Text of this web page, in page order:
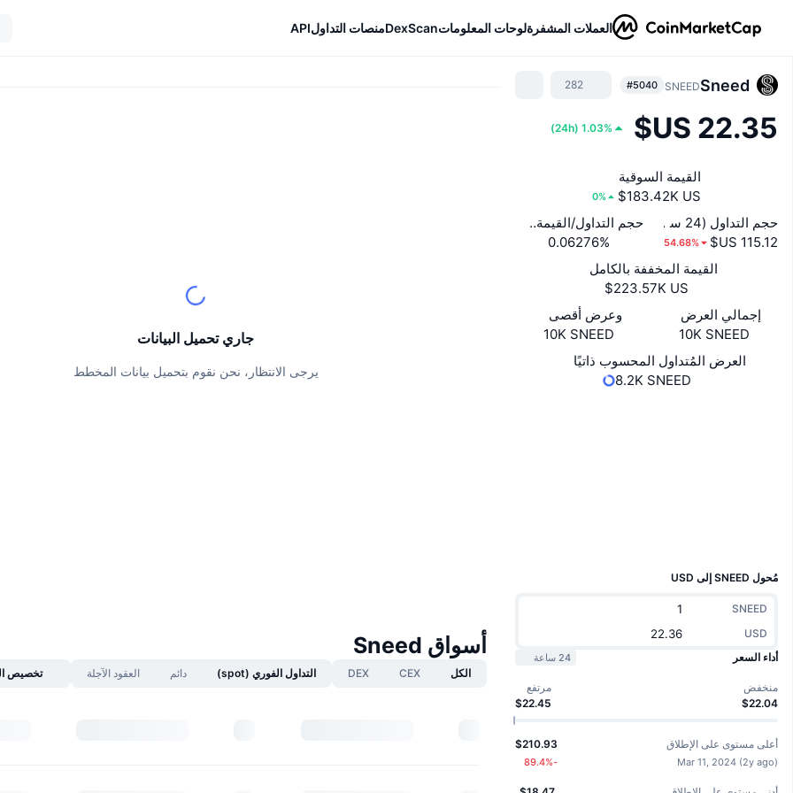
العملات المشفرةلوحات المعلوماتDexScanمنصات التداولAPI
Sneed
SNEED
#5040
282
1.03%
(
24h
)
القيمة السوقية
0%
حجم التداول (24 ساعة)
54.68%
حجم التداول/القيمة السوقية (24 ساعة)
0.06276%
القيمة المخففة بالكامل
إجمالي العرض
10K SNEED
وعرض أقصى
10K SNEED
العرض المُتداول المحسوب ذاتيًا
8.2K SNEED
مُحول SNEED إلى USD
SNEED
USD
أداء السعر
24 ساعة
منخفض
$22.04
مرتفع
$22.45
أعلى مستوى على الإطلاق
Mar 11, 2024 (2y ago)
$210.93
-89.4
%
جاري تحميل البيانات
يرجى الانتظار، نحن نقوم بتحميل بيانات المخطط
أسواق Sneed
الكل CEX
DEX التداول الفوري (spot) دائم العقود الآجلة تخصيص